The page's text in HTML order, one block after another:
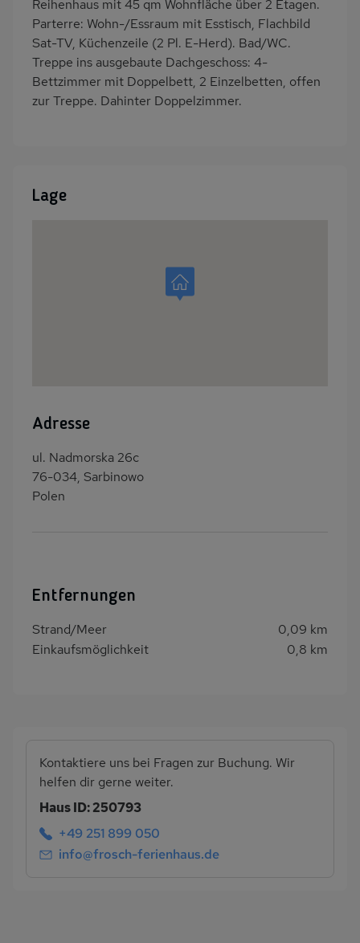
Reihenhaus mit 45 qm Wohnfläche über 2 Etagen.
Parterre: Wohn-/Essraum mit Esstisch, Flachbild
Sat-TV, Küchenzeile (2 Pl. E-Herd). Bad/WC.
Treppe ins ausgebaute Dachgeschoss: 4-
Bettzimmer mit Doppelbett, 2 Einzelbetten, offen
zur Treppe. Dahinter Doppelzimmer.
Lage
Adresse
ul. Nadmorska 26c
76-034, Sarbinowo
Polen
Entfernungen
Strand/Meer
0,09 km
Einkaufsmöglichkeit
0,8 km
Kontaktiere uns bei Fragen zur Buchung. Wir
helfen dir gerne weiter.
Haus ID: 250793
+49 251 899 050
info@frosch-ferienhaus.de